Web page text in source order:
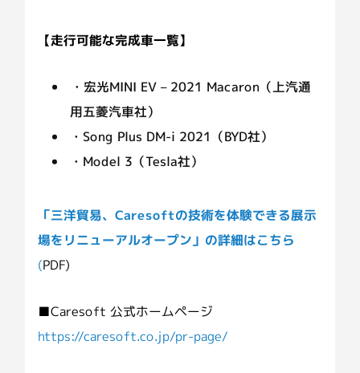
【走行可能な完成車一覧】
・宏光MINI EV – 2021 Macaron（上汽通
用五菱汽車社）
・Song Plus DM-i 2021（BYD社）
・Model 3（Tesla社）
「三洋貿易、Caresoftの技術を体験できる展⽰
場をリニューアルオープン」の詳細はこちら
(PDF)
■Caresoft 公式ホームページ
https://caresoft.co.jp/pr-page/